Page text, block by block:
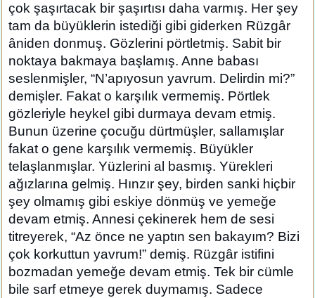
çok şaşırtacak bir şaşırtısı daha varmış. Her şey
tam da büyüklerin istediği gibi giderken Rüzgâr
âniden donmuş. Gözlerini pörtletmiş. Sabit bir
noktaya bakmaya başlamış. Anne babası
seslenmişler, “N’apıyosun yavrum. Delirdin mi?”
demişler. Fakat o karşılık vermemiş. Pörtlek
gözleriyle heykel gibi durmaya devam etmiş.
Bunun üzerine çocuğu dürtmüşler, sallamışlar
fakat o gene karşılık vermemiş. Büyükler
telaşlanmışlar. Yüzlerini al basmış. Yürekleri
ağızlarına gelmiş. Hınzır şey, birden sanki hiçbir
şey olmamış gibi eskiye dönmüş ve yemeğe
devam etmiş. Annesi çekinerek hem de sesi
titreyerek, “Az önce ne yaptın sen bakayım? Bizi
çok korkuttun yavrum!” demiş. Rüzgâr istifini
bozmadan yemeğe devam etmiş. Tek bir cümle
bile sarf etmeye gerek duymamış. Sadece